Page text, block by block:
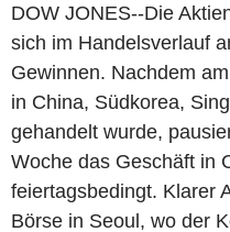
DOW JONES--Die
sich im Handelsverlauf
Gewinnen. Nachdem
in China, Südkorea,
gehandelt wurde,
Woche das Geschäft in
feiertagsbedingt. Klarer
Börse in Seoul, wo der